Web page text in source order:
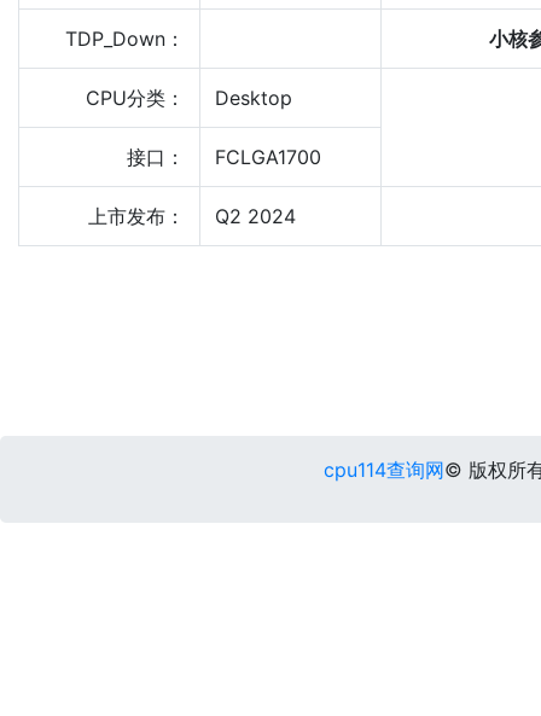
TDP_Down： 小核
CPU分类： Desktop
接口： FCLGA1700
上市发布： Q2 2024
cpu114查询网© 版权所